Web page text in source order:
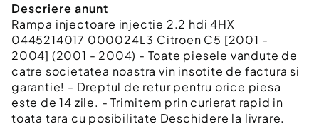
Descriere anunt
Rampa injectoare injectie 2.2 hdi 4HX
0445214017 000024L3 Citroen C5 [2001 -
2004] (2001 - 2004) - Toate piesele vandute de
catre societatea noastra vin insotite de factura si
garantie! - Dreptul de retur pentru orice piesa
este de 14 zile. - Trimitem prin curierat rapid in
toata tara cu posibilitate Deschidere la livrare.